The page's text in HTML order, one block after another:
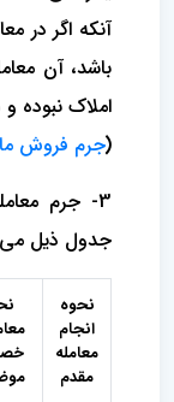
آنکه اگر در
املاک نبوده
(جرم فروش
3- جرم
جدول ذیل
نحوه
انجام
معامله
مقدم